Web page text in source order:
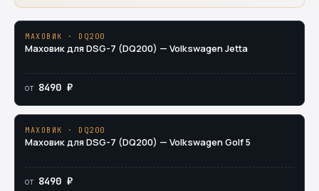
МАХОВИК · DQ200
Маховик для DSG-7 (DQ200) — Volkswagen Jetta
от 8490 ₽
МАХОВИК · DQ200
Маховик для DSG-7 (DQ200) — Volkswagen Golf 5
от 8490 ₽